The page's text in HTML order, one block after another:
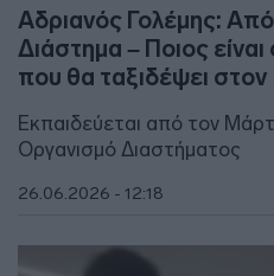
Αδριανός Γολέμης:
Διάστημα – Ποιος
που θα ταξιδέψει στον
Εκπαιδεύεται από τον
Οργανισμό Διαστήματος
26.06.2026 - 12:18